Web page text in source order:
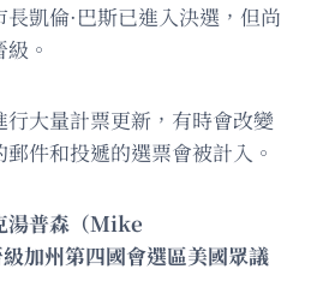
凱倫·巴斯已進入決選，但尚
。
大量計票更新，有時會改變
件和投遞的選票會被計入。
湯普森（Mike
加州第四國會選區美國眾議